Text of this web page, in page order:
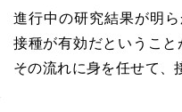
進行中の研究結果が明
接種が有効だというこ
その流れに身を任せて、